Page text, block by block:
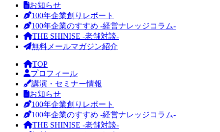
お知らせ
100年企業創りレポート
100年企業のすすめ -経営ナレッジコラム-
THE SHINISE -老舗対談-
無料メールマガジン紹介
TOP
プロフィール
講演・セミナー情報
お知らせ
100年企業創りレポート
100年企業のすすめ -経営ナレッジコラム-
THE SHINISE -老舗対談-